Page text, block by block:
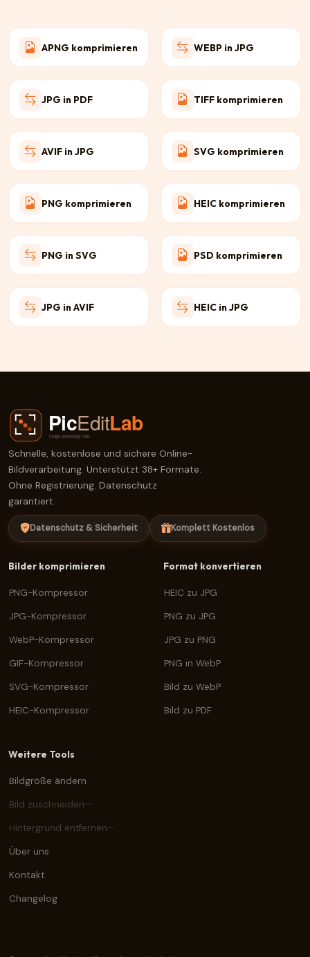
APNG komprimieren WEBP in JPG
JPG in PDF TIFF komprimieren
AVIF in JPG SVG komprimieren
PNG komprimieren HEIC komprimieren
PNG in SVG PSD komprimieren
JPG in AVIF HEIC in JPG
Schnelle, kostenlose und sichere Online-
Bildverarbeitung. Unterstützt 38+ Formate.
Ohne Registrierung. Datenschutz
garantiert.
Datenschutz & Sicherheit Komplett Kostenlos
Bilder komprimieren
PNG-Kompressor
JPG-Kompressor
WebP-Kompressor
GIF-Kompressor
SVG-Kompressor
HEIC-Kompressor
Format konvertieren
HEIC zu JPG
PNG zu JPG
JPG zu PNG
PNG in WebP
Bild zu WebP
Bild zu PDF
Weitere Tools
Bildgröße ändern
Bild zuschneiden
Hintergrund entfernen
Über uns
Kontakt
Changelog